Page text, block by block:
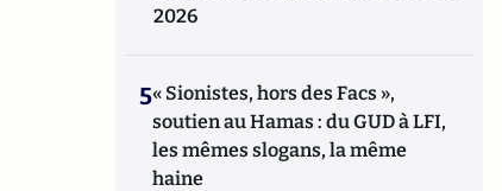
2026
5« Sionistes, hors des Facs »,
soutien au Hamas : du GUD à LFI,
les mêmes slogans, la même
haine